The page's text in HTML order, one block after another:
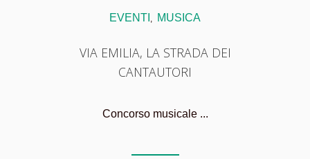
EVENTI MUSICA
VIA EMILIA, LA STRADA DEI
CANTAUTORI
Concorso musicale ...